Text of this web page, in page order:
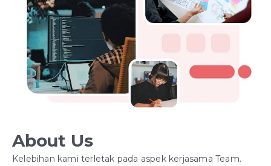
About Us
Kelebihan kami terletak pada aspek kerjasama Team.